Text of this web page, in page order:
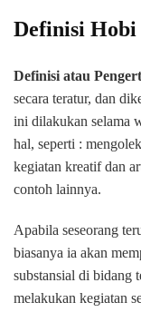
Definisi Hobi
Definisi atau
secara teratur, dan
ini dilakukan selama
hal, seperti :
kegiatan kreatif dan
contoh lainnya.
Apabila seseorang
biasanya ia akan
substansial di bidang
melakukan kegiatan